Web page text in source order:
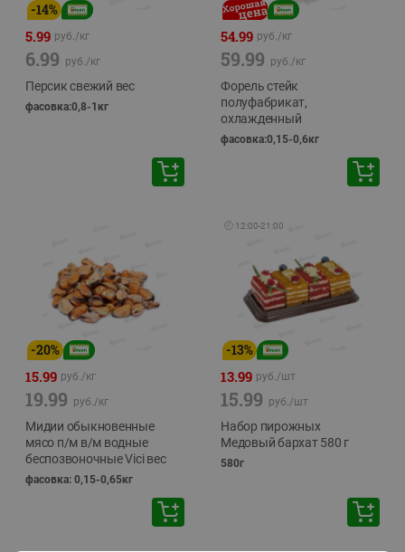
-14%
5.99 руб./кг
6.99 руб./кг
Персик свежий вес
фасовка:0,8-1кг
54.99 руб./кг
59.99 руб./кг
Форель стейк
полуфабрикат,
охлажденный
фасовка:0,15-0,6кг
-20%
15.99 руб./кг
19.99 руб./кг
Мидии обыкновенные
мясо п/м в/м водные
беспозвоночные Vici вес
фасовка: 0,15-0,65кг
🕘 12:00-21:00
-13%
13.99 руб./шт
15.99 руб./шт
Набор пирожных
Медовый бархат 580 г
580г